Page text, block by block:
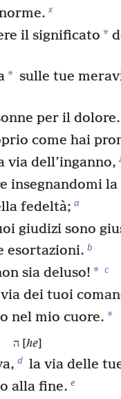
x
il significato *
* sulle tue
per il dolore.
come hai
via dell’inganno,
insegnandomi la
fedeltà; a
giudizi sono
esortazioni. b
sia deluso! * c
dei tuoi
nel mio cuore. *
ה [he]
d la via delle
alla fine. e